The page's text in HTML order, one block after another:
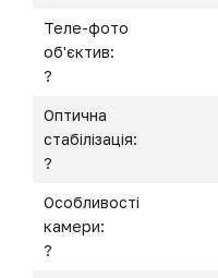
Теле-фото
об'єктив:
?
Оптична
стабілізація:
?
Особливості
камери:
?